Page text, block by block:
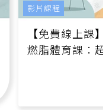
【免費線上課
燃脂體育課：超
影片課程